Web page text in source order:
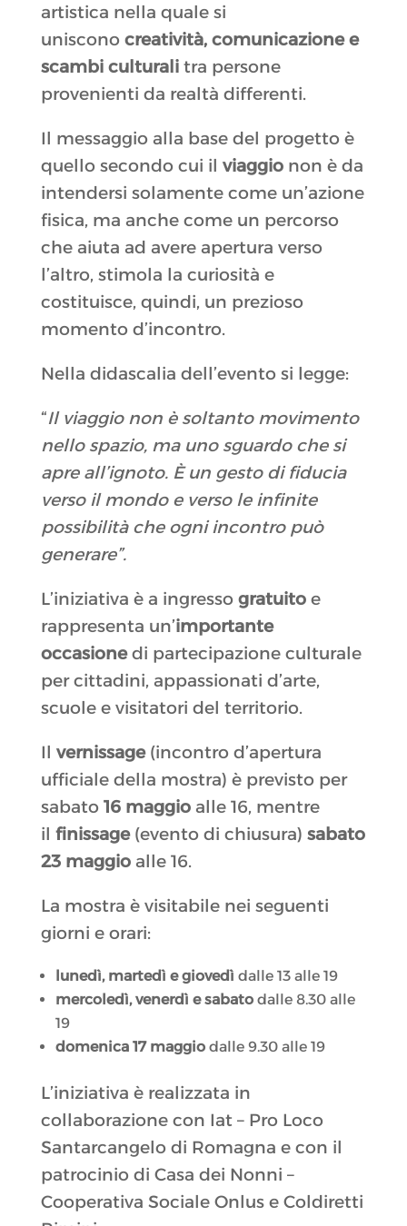
artistica nella quale si
uniscono creatività, comunicazione e
scambi culturalitra persone
provenienti da realtà differenti.
Il messaggio alla base del progetto è
quello secondo cui il viaggionon è da
intendersi solamente come un’azione
fisica, ma anche come un percorso
che aiuta ad avere apertura verso
l’altro, stimola la curiosità e
costituisce, quindi, un prezioso
momento d’incontro.
Nella didascalia dell’evento si legge:
“Il viaggio non è soltanto movimento
nello spazio, ma uno sguardo che si
apre all’ignoto. È un gesto di fiducia
verso il mondo e verso le infinite
possibilità che ogni incontro può
generare”.
L’iniziativa è a ingresso gratuitoe
rappresenta un’importante
occasionedi partecipazione culturale
per cittadini, appassionati d’arte,
scuole e visitatori del territorio.
Il vernissage(incontro d’apertura
ufficiale della mostra) è previsto per
sabato 16 maggioalle 16, mentre
il finissage(evento di chiusura) sabato
23 maggioalle 16.
La mostra è visitabile nei seguenti
giorni e orari:
lunedì, martedì e giovedì dalle 13 alle 19
mercoledì, venerdì e sabatodalle 8.30 alle
19
domenica 17 maggiodalle 9.30 alle 19
L’iniziativa è realizzata in
collaborazione con Iat – Pro Loco
Santarcangelo di Romagna e con il
patrocinio di Casa dei Nonni –
Cooperativa Sociale Onlus e Coldiretti